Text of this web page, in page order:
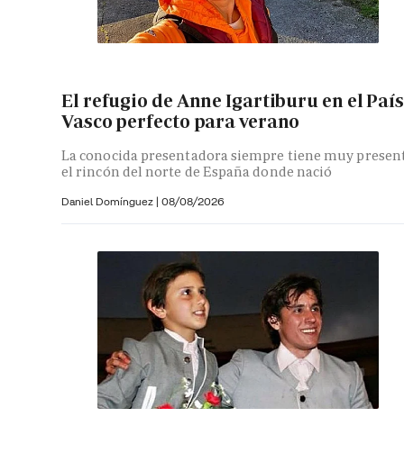
El refugio de Anne Igartiburu en el País
Vasco perfecto para verano
La conocida presentadora siempre tiene muy
el rincón del norte de España donde nació
Daniel Domínguez | 08/08/2026